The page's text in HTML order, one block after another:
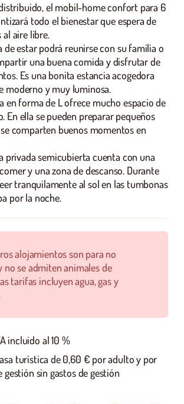
el mobil-home confort para 6
todo el bienestar que espera de
al aire libre.
de estar podrá reunirse con su familia o
una buena comida y disfrutar de
Es una bonita estancia acogedora
moderno y muy luminosa.
en forma de L ofrece mucho espacio de
En ella se pueden preparar pequeños
comparten buenos momentos en
privada semicubierta cuenta con una
y una zona de descanso. Durante
tranquilamente al sol en las tumbonas
por la noche.
alojamientos son para no
no se admiten animales de
tarifas incluyen agua, gas y
incluido al 10 %
turística de 0,60 € por adulto y por
gestión sin gastos de gestión